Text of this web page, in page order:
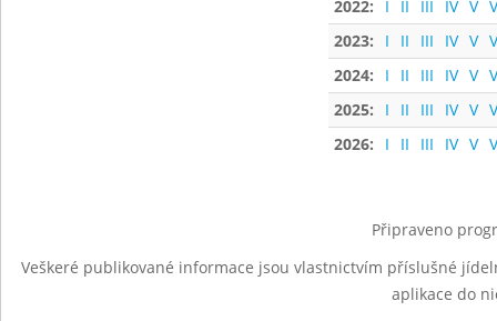
2022:
I II III IV V
2023:
I II III IV V
2024:
I II III IV V
2025:
I II III IV V
2026:
I II III IV V
Připraveno
Veškeré publikované informace jsou vlastnictvím příslušné
aplikace do